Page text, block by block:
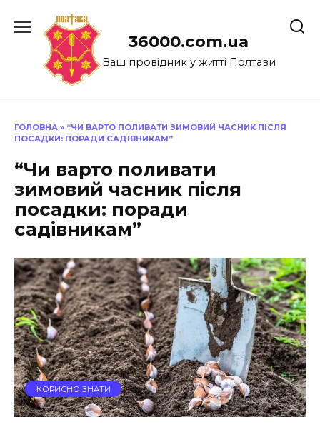
до
36000.com.ua
Ваш провідник у житті Полтави
ГОЛОВНА » “ЧИ ВАРТО ПОЛИВАТИ ЗИМОВИЙ ЧАСНИК ПІСЛЯ
ПОСАДКИ: ПОРАДИ САДІВНИКАМ”
“Чи варто поливати
зимовий часник після
посадки: поради
садівникам”
КОРИСНО ЗНАТИ